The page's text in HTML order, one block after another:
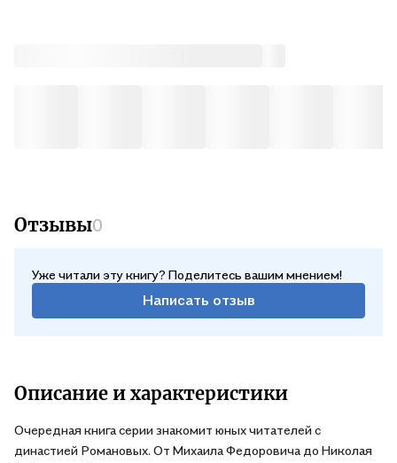
Отзывы0
Уже читали эту книгу? Поделитесь вашим мнением!
Написать отзыв
Описание и характеристики
Очередная книга серии знакомит юных читателей с
династией Романовых. От Михаила Федоровича до Николая